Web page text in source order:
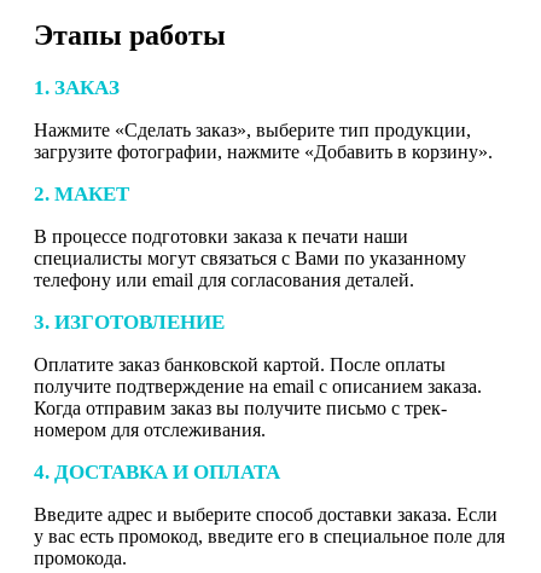
Этапы работы
1. ЗАКАЗ
Нажмите «Сделать заказ», выберите тип продукции,
загрузите фотографии, нажмите «Добавить в корзину».
2. МАКЕТ
В процессе подготовки заказа к печати наши
специалисты могут связаться с Вами по указанному
телефону или email для согласования деталей.
3. ИЗГОТОВЛЕНИЕ
Оплатите заказ банковской картой. После оплаты
получите подтверждение на email с описанием заказа.
Когда отправим заказ вы получите письмо с трек-
номером для отслеживания.
4. ДОСТАВКА И ОПЛАТА
Введите адрес и выберите способ доставки заказа. Если
у вас есть промокод, введите его в специальное поле для
промокода.